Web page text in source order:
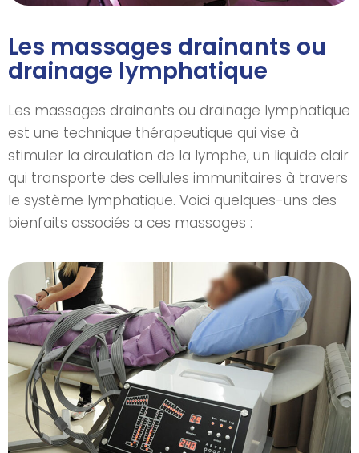
Les massages drainants ou
drainage lymphatique
Les massages drainants ou drainage lymphatique
est une technique thérapeutique qui vise à
stimuler la circulation de la lymphe, un liquide clair
qui transporte des cellules immunitaires à travers
le système lymphatique. Voici quelques-uns des
bienfaits associés a ces massages :